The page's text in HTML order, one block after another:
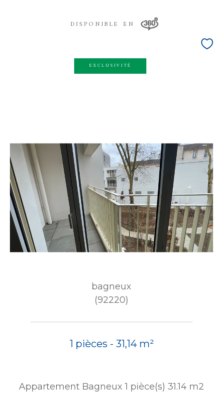
DISPONIBLE EN
EXCLUSIVITÉ
bagneux
(92220)
1 pièces - 31,14 m²
Appartement Bagneux 1 pièce(s) 31.14 m2